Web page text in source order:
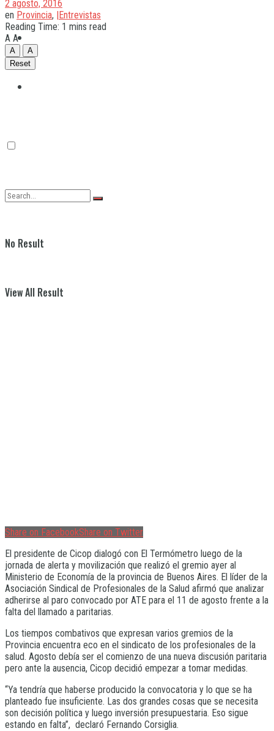
No Result
View All Result
2 agosto, 2016
en Provincia, |Entrevistas
Reading Time: 1 mins read
A A
A
A
Reset
Share on FacebookShare on Twitter
El presidente de Cicop dialogó con El Termómetro luego de la
jornada de alerta y movilización que realizó el gremio ayer al
Ministerio de Economía de la provincia de Buenos Aires. El líder de la
Asociación Sindical de Profesionales de la Salud afirmó que analizar
adherirse al paro convocado por ATE para el 11 de agosto frente a la
falta del llamado a paritarias.
Los tiempos combativos que expresan varios gremios de la
Provincia encuentra eco en el sindicato de los profesionales de la
salud. Agosto debía ser el comienzo de una nueva discusión paritaria
pero ante la ausencia, Cicop decidió empezar a tomar medidas.
“Ya tendría que haberse producido la convocatoria y lo que se ha
planteado fue insuficiente. Las dos grandes cosas que se necesita
son decisión política y luego inversión presupuestaria. Eso sigue
estando en falta”, declaró Fernando Corsiglia.